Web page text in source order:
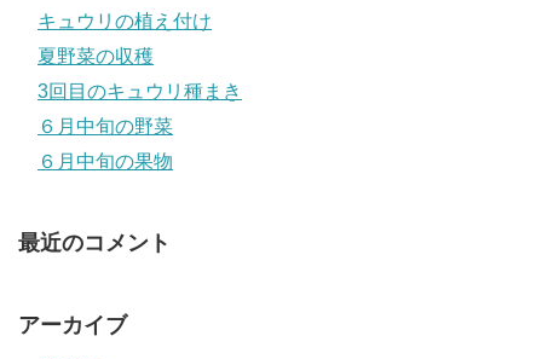
キュウリの植え付け
夏野菜の収穫
3回目のキュウリ種まき
６月中旬の野菜
６月中旬の果物
最近のコメント
アーカイブ